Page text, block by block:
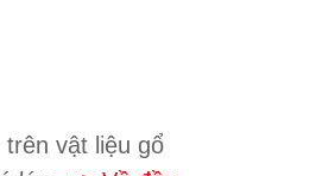
vật liệu gổ